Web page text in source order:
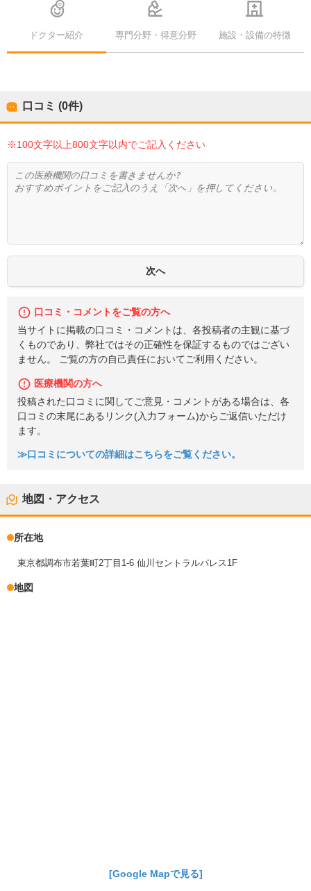
ドクター紹介 専門分野・得意分野 施設・設備の特徴
口コミ (0件)
※100文字以上800文字以内でご記入ください
口コミ・コメントをご覧の方へ
当サイトに掲載の口コミ・コメントは、各投稿者の主観に基づ
くものであり、弊社ではその正確性を保証するものではござい
ません。 ご覧の方の自己責任においてご利用ください。
医療機関の方へ
投稿された口コミに関してご意見・コメントがある場合は、各
口コミの末尾にあるリンク(入力フォーム)からご返信いただけ
ます。
≫口コミについての詳細はこちらをご覧ください。
地図・アクセス
所在地
東京都調布市若葉町2丁目1-6 仙川セントラルパレス1F
地図
[Google Mapで見る]